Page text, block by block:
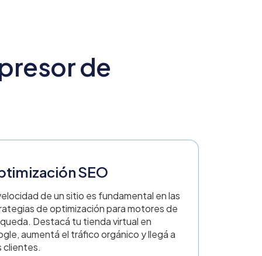
de
SEO
de un sitio es fundamental en las
de optimización para motores de
Destacá tu tienda virtual en
aumentá el tráfico orgánico y llegá a
clientes.